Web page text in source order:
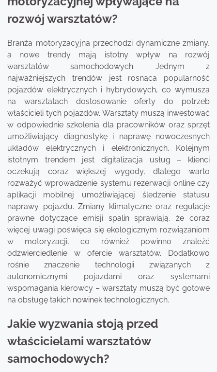
rozwój warsztatów?
Branża motoryzacyjna przechodzi dynamiczne zmiany,
a nowe trendy mają istotny wpływ na rozwój
warsztatów samochodowych. Jednym z
najważniejszych trendów jest rosnąca popularność
pojazdów elektrycznych i hybrydowych, co wymusza
na warsztatach dostosowanie oferty do potrzeb
właścicieli tych pojazdów. Warsztaty muszą inwestować
w odpowiednie szkolenia dla pracowników oraz sprzęt
umożliwiający diagnostykę i naprawę nowoczesnych
układów elektrycznych i elektronicznych. Kolejnym
istotnym trendem jest digitalizacja usług – klienci
oczekują coraz większej wygody, dlatego warto
rozważyć wprowadzenie systemu rezerwacji online czy
aplikacji mobilnej umożliwiającej śledzenie statusu
naprawy pojazdu. Zmiany klimatyczne oraz regulacje
prawne dotyczące emisji spalin sprawiają, że coraz
więcej uwagi poświęca się ekologicznym rozwiązaniom
w motoryzacji, co również powinno znaleźć
odzwierciedlenie w ofercie warsztatów. Dodatkowo
rośnie znaczenie technologii związanych z
autonomicznymi pojazdami oraz systemami
wspomagania kierowcy – warsztaty muszą być gotowe
na obsługę takich nowinek technologicznych.
Jakie wyzwania stoją przed
właścicielami warsztatów
samochodowych?